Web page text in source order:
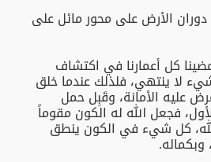
الأرض على محور مائل على
كل أعمارنا في اكتشاف
لا ينتهي، فلذلك عندما خلق
عليه الأمانة، وقَبِل حمل
فجعل الله له الكون مقوماً
كل شيء في الكون ينطق
وبكماله.